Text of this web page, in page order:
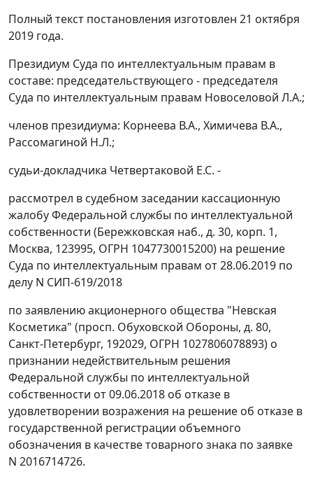
Полный текст постановления изготовлен 21 октября
2019 года.
Президиум Суда по интеллектуальным правам в
составе: председательствующего - председателя
Суда по интеллектуальным правам Новоселовой Л.А.;
членов президиума: Корнеева В.А., Химичева В.А.,
Рассомагиной Н.Л.;
судьи-докладчика Четвертаковой Е.С. -
рассмотрел в судебном заседании кассационную
жалобу Федеральной службы по интеллектуальной
собственности (Бережковская наб., д. 30, корп. 1,
Москва, 123995, ОГРН 1047730015200) на решение
Суда по интеллектуальным правам от 28.06.2019 по
делу N СИП-619/2018
по заявлению акционерного общества "Невская
Косметика" (просп. Обуховской Обороны, д. 80,
Санкт-Петербург, 192029, ОГРН 1027806078893) о
признании недействительным решения
Федеральной службы по интеллектуальной
собственности от 09.06.2018 об отказе в
удовлетворении возражения на решение об отказе в
государственной регистрации объемного
обозначения в качестве товарного знака по заявке
N 2016714726.